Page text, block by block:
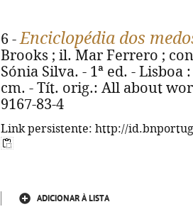
6 -Enciclopédia dos
Brooks ; il. Mar Ferrero ;
Sónia Silva. - 1ª ed. - Lisboa
cm. - Tít. orig.: All about
9167-83-4
Link persistente: http://
ADICIONAR À LISTA